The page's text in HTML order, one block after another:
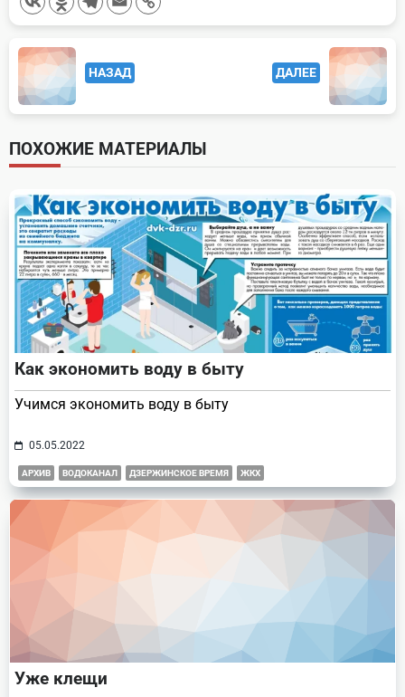
<span
class="nav-
subtitle
screen-
reader-
text">Page</span>
НАЗАД ДАЛЕЕ
ПОХОЖИЕ МАТЕРИАЛЫ
Как экономить воду в быту
Учимся экономить воду в быту
05.05.2022
АРХИВ ВОДОКАНАЛ ДЗЕРЖИНСКОЕ ВРЕМЯ ЖКХ
Уже клещи